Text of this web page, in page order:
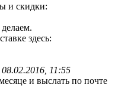
и скидки:
здесь:
08.02.2016, 11:55
и выслать по почте